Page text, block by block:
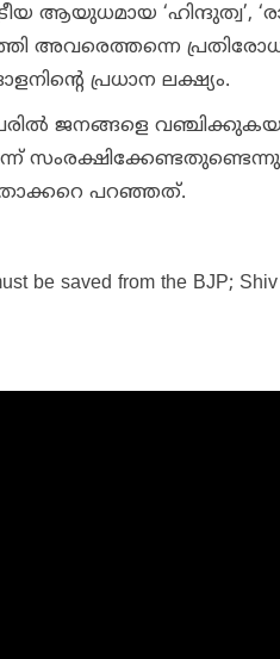
ആയുധമായ ‘ഹിന്ദുത്വ’,
അവരെത്തന്നെ
പ്രധാന ലക്ഷ്യം.
ജനങ്ങളെ
താക്കറെ പറഞ്ഞത്.
be saved from the BJP;